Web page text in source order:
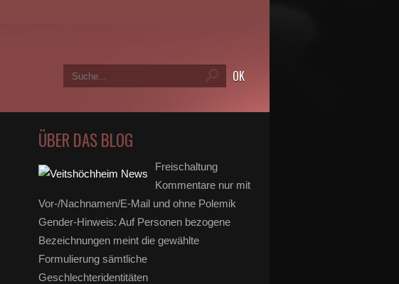
ÜBER DAS BLOG
Freischaltung
Kommentare nur mit
Vor-/Nachnamen/E-Mail und ohne Polemik
Gender-Hinweis: Auf Personen bezogene
Bezeichnungen meint die gewählte
Formulierung sämtliche
Geschlechteridentitäten